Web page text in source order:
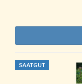
SAATGUT